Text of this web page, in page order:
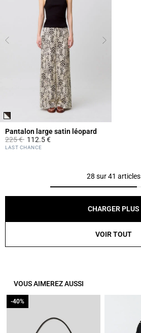
Pantalon large satin léopard
Prix réduit à partir de
225 €à112.5 €
5 out of 5 Customer Rating
LAST CHANCE
28 sur 41 articles
CHARGER PLUS
VOIR TOUT
VOUS AIMEREZ AUSSI
-40%
-40%